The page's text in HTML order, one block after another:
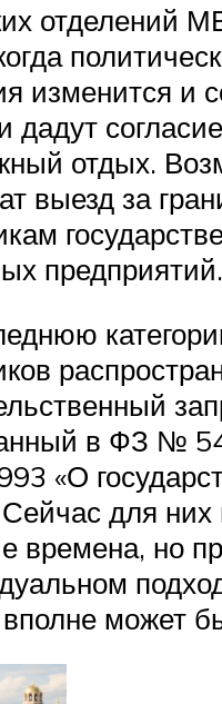
отделений
изменится и
дадут
отдых.
выезд за
предприятий.
в ФЗ №
«О
Сейчас для
времена, но
может